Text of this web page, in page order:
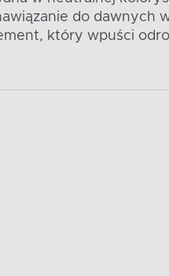
do dawnych
który wpuści